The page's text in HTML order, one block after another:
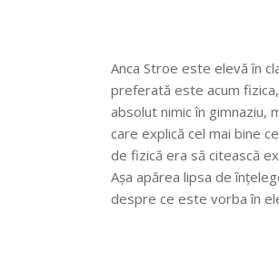
Anca Stroe este elevă în
preferată este acum
absolut nimic în gimnaziu,
care explică cel mai bine
de fizică era să citească
Așa apărea lipsa de
despre ce este vorba în